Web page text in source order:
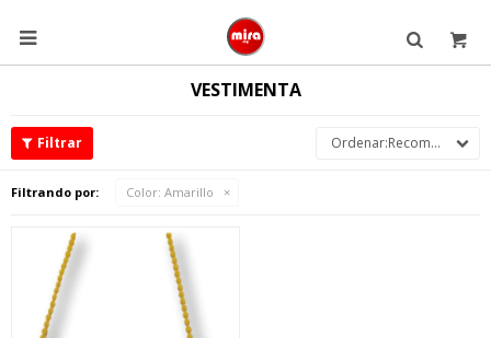

VESTIMENTA
Recomendados
Filtrando por: Color: Amarillo